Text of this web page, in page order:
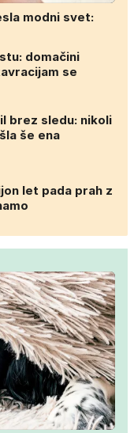
modni svet:
domačini
se
brez sledu: nikoli
še ena
let pada prah z